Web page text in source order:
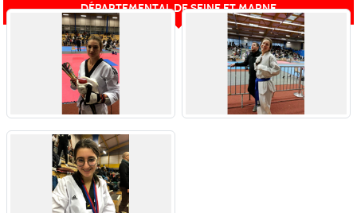
DÉPARTEMENTAL DE SEINE ET MARNE